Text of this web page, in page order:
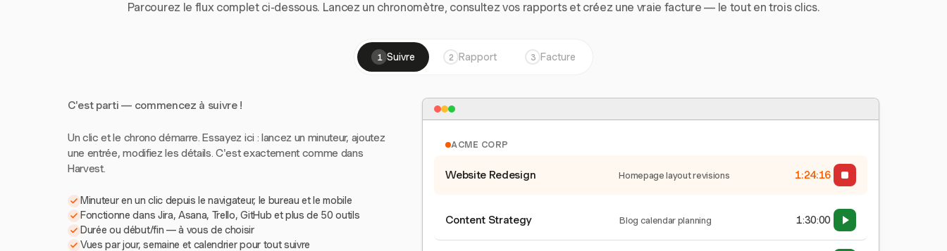
Parcourez le flux complet ci-dessous. Lancez un chronomètre, consultez vos rapports et créez une vraie facture — le tout en trois clics.
1 Suivre 2 Rapport 3 Facture
C'est parti — commencez à suivre !
Un clic et le chrono démarre. Essayez ici : lancez un minuteur, ajoutez
une entrée, modifiez les détails. C'est exactement comme dans
Harvest.
Minuteur en un clic depuis le navigateur, le bureau et le mobile
Fonctionne dans Jira, Asana, Trello, GitHub et plus de 50 outils
Durée ou début/fin — à vous de choisir
Vues par jour, semaine et calendrier pour tout suivre
ACME CORP
Website Redesign Homepage layout revisions 1:24:17
Content Strategy Blog calendar planning 1:30:00